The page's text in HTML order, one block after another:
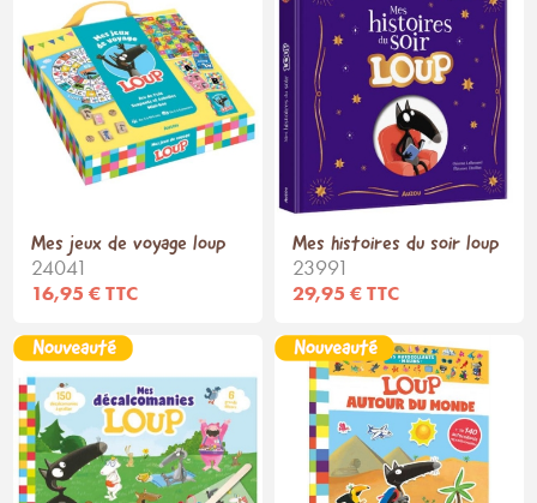
Mes jeux de voyage loup
24041
16,95 € TTC
Mes histoires du soir loup
23991
29,95 € TTC